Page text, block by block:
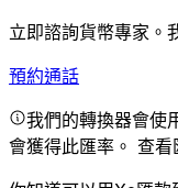
立即諮詢貨幣專家。
預約通話
我們的轉換器會使
會獲得此匯率。 查看